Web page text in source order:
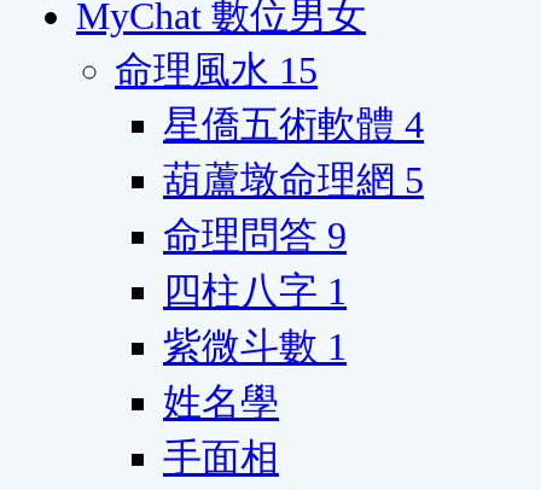
MyChat 數位男女
命理風水 15
星僑五術軟體 4
葫蘆墩命理網 5
命理問答 9
四柱八字 1
紫微斗數 1
姓名學
手面相